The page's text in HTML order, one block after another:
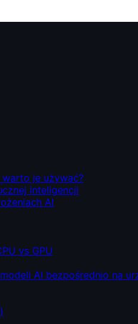
je używać?
inteligencji
AI
vs GPU
AI bezpośrednio na